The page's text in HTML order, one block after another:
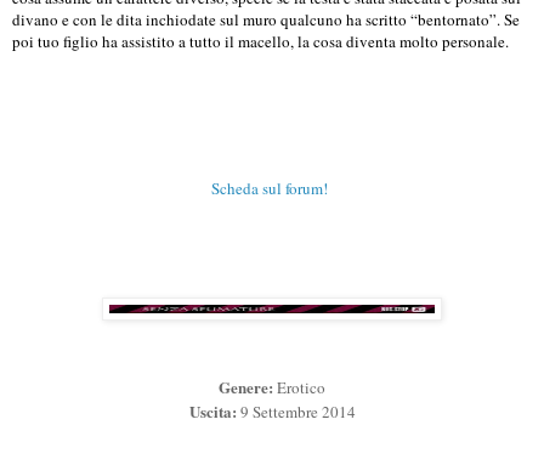
divano e con le dita inchiodate sul muro qualcuno ha scritto “bentornato”. Se
poi tuo figlio ha assistito a tutto il macello, la cosa diventa molto personale.
Scheda sul forum!
Genere: Erotico
Uscita: 9 Settembre 2014